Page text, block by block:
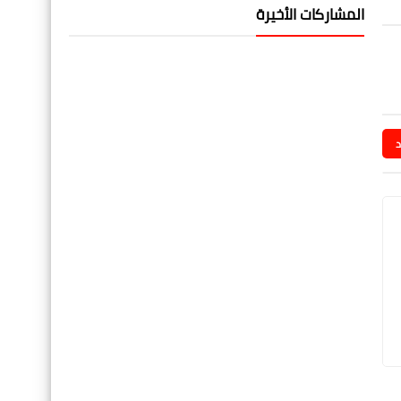
المشاركات الأخيرة